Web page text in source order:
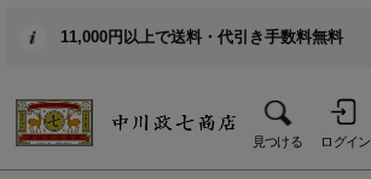
11,000円以上で送料・代引き手数料無料
見つける ログイン